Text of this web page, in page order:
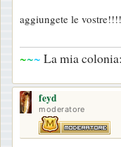
aggiungete le vostre!!!!
~~~ La mia colonia:
feyd
moderatore